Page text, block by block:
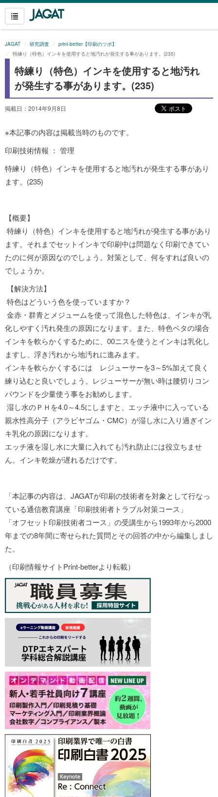
JAGAT 研究調査
print-better【印刷のツボ】
特練り（特色）インキを使用すると地汚れが発生する事があります。(235)
特練り（特色）インキを使用すると地汚れ
が発生する事があります。(235)
掲載日：2014年9月8日
※本記事の内容は掲載当時のものです。
印刷技術情報 ： 管理
特練り（特色）インキを使用すると地汚れが発生する事があり
ます。(235)
【概要】
特練り（特色）インキを使用すると地汚れが発生する事があり
ます。それまでセットインキで印刷中は問題なく印刷できてい
たのに何が原因なのでしょう。対策として、何をすれば良いの
でしょうか。
【解決方法】
特色はどういう色を使っていますか？
金赤・群青とメジュームを使って混色した特色は、インキが乳
化しやすく汚れ発生の原因になります。また、特色ベタの場合
インキを軟らかくするために、00ニスを使うとインキは乳化し
ますし、浮き汚れから地汚れに進みます。
インキを軟らかくするには レジューサーを3～5%加えて良く
練り込むと良いでしょう。レジューサーが無い時は腰切りコン
パウンドを少量使う事をお勧めします。
湿し水のＰＨを4.0～4.5にしますと、エッチ液中に入っている
親水性高分子（アラビヤゴム・CMC）が湿し水に入り過ぎイン
キ乳化の原因になります。
エッチ液を湿し水に大量に入れても汚れ防止には役立ちませ
ん。インキ乾燥が遅れるだけです。
「本記事の内容は、JAGATが印刷の技術者を対象として行なっ
ている通信教育講座「印刷技術者トラブル対策コース」
「オフセット印刷技術者コース」の受講生から1993年から2000
年までの8年間に寄せられた質問とその回答の中から編集しまし
た。
（印刷情報サイトPrint-betterより転載）